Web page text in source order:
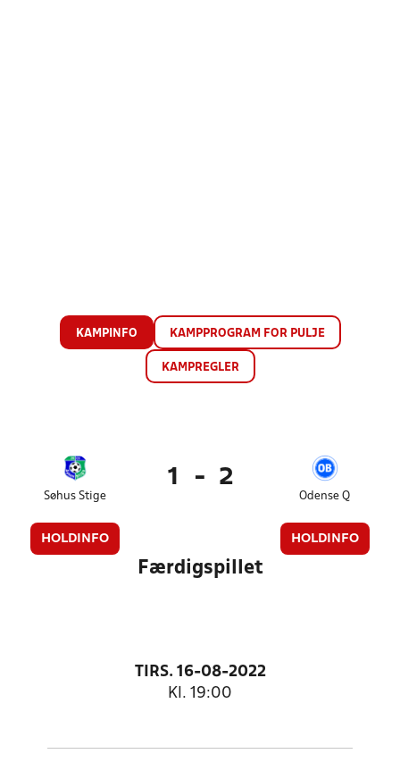
KAMPINFO KAMPPROGRAM FOR PULJE
KAMPREGLER
Søhus Stige
HOLDINFO
1 - 2
Odense Q
HOLDINFO
Færdigspillet
TIRS. 16-08-2022
Kl. 19:00